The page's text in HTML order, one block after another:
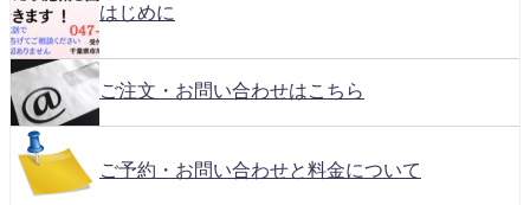
はじめに
ご注文・お問い合わせはこちら
ご予約・お問い合わせと料金について